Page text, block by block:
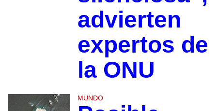
advierten
expertos de
la ONU
MUNDO